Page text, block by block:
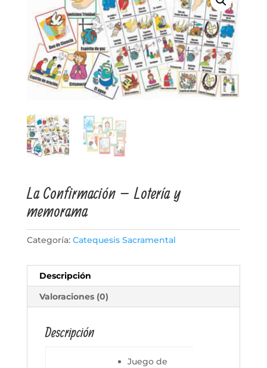
La Confirmación – Lotería y
memorama
Categoría: Catequesis Sacramental
Descripción
Valoraciones (0)
Descripción
Juego de